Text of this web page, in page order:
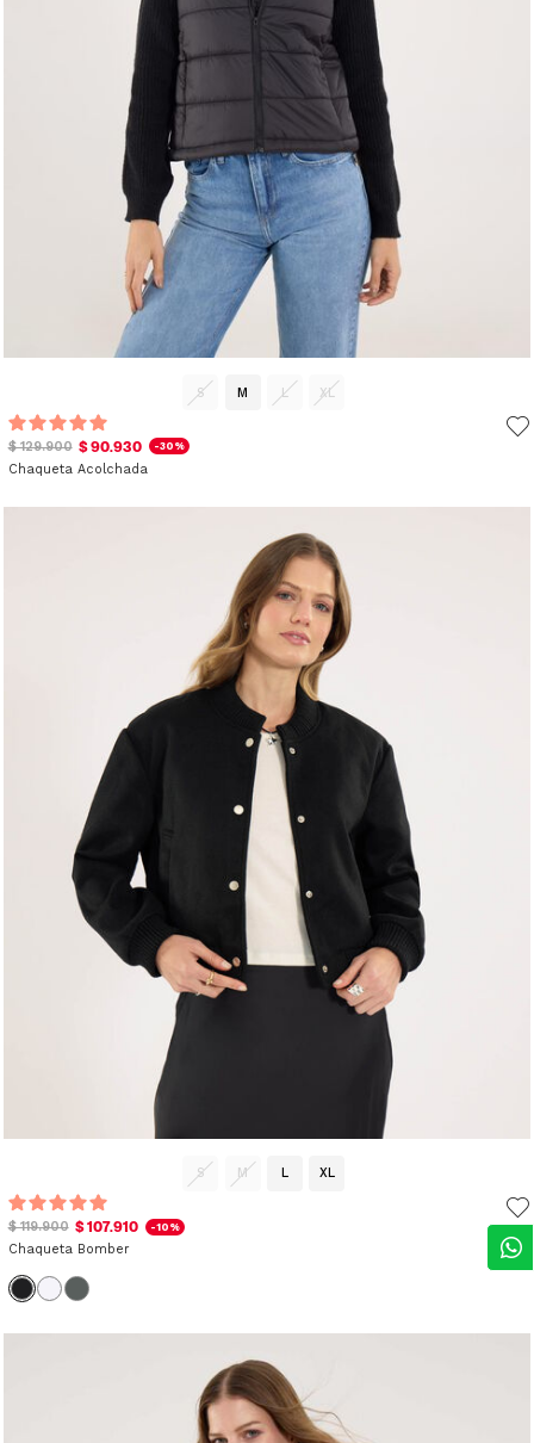
S M L XL
$ 129.900 $ 90.930 -30%
Chaqueta Acolchada
S M L XL
$ 119.900 $ 107.910 -10%
Chaqueta Bomber